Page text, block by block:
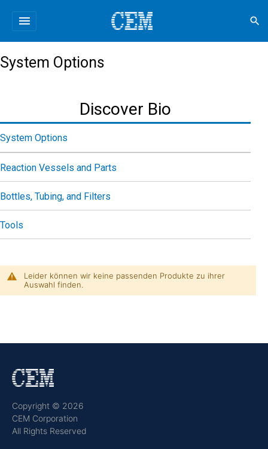
menu search
System Options
Leider können wir keine passenden Produkte zu ihrer
Auswahl finden.
Discover Bio
System Options
Reaction Vessels and Parts
Bottles, Tubing, and Filters
Tools
Copyright © 2026
CEM Corporation
All Rights Reserved